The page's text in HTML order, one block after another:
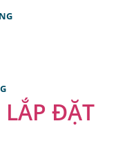
LẮP ĐẶT